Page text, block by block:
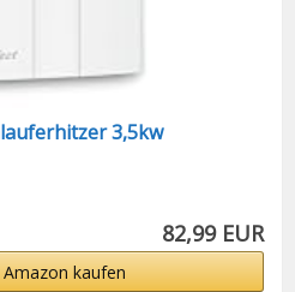
3,5kw
82,99 EUR
kaufen